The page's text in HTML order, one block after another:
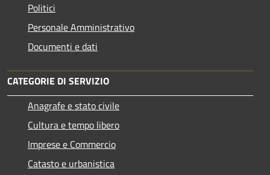
Politici
Personale Amministrativo
Documenti e dati
CATEGORIE DI SERVIZIO
Anagrafe e stato civile
Cultura e tempo libero
Imprese e Commercio
Catasto e urbanistica